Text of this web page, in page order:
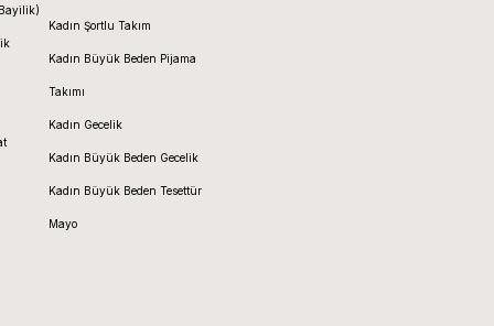
Kadın Şortlu Takım
Kadın Büyük Beden Pijama
Takımı
Kadın Gecelik
Kadın Büyük Beden Gecelik
Kadın Büyük Beden Tesettür
Mayo